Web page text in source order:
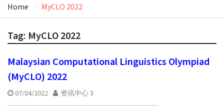
Home MyCLO 2022
Tag: MyCLO 2022
Malaysian Computational Linguistics Olympiad
(MyCLO) 2022
07/04/2022 资讯中心 3